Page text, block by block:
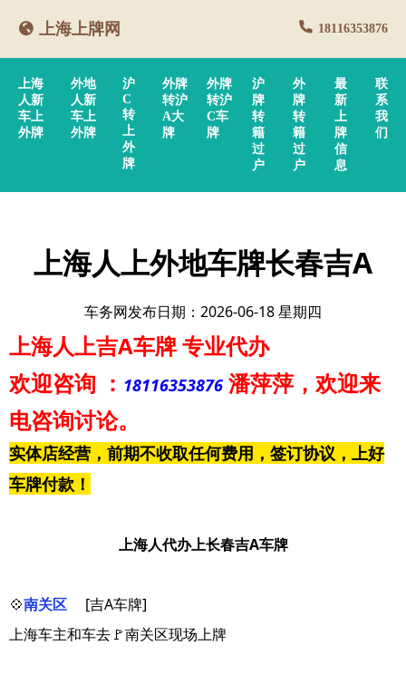
上海上牌网 18116353876
上海
人新
车上
外牌
外地
人新
车上
外牌
沪
C
转
上
外
牌
外牌
转沪
A大
牌
外牌
转沪
C车
牌
沪
牌
转
籍
过
户
外
牌
转
籍
过
户
最
新
上
牌
信
息
联
系
我
们
上海人上外地车牌长春吉A
车务网发布日期：2026-06-18 星期四
上海人上吉A车牌专业代办
欢迎咨询 ： 18116353876 潘萍萍 ，欢迎来
电咨询讨论。
实体店经营，前期不收取任何费用，签订协议，上好
车牌付款！
上海人代办上长春吉A车牌
💠南关区
[吉A车牌]
上海车主和车去🚩南关区现场上牌